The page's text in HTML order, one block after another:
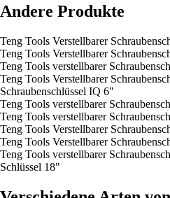
Andere Produkte
Teng Tools Verstellbarer
Teng Tools Verstellbarer
Teng Tools verstellbarer
Teng Tools Verstellbarer
Schraubenschlüssel IQ 6"
Teng Tools verstellbarer
Teng Tools verstellbarer
Teng Tools Verstellbarer
Teng Tools Verstellbarer
Teng Tools verstellbarer
Schlüssel 18"